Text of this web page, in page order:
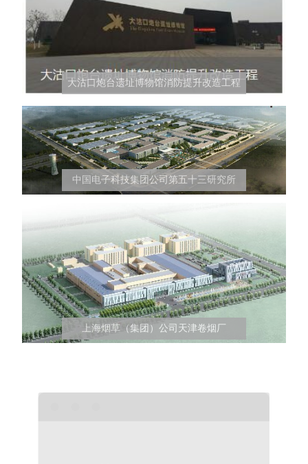
大沽口炮台遗址博物馆消防提升改造工程
中国电子科技集团公司第五十三研究所
上海烟草（集团）公司天津卷烟厂